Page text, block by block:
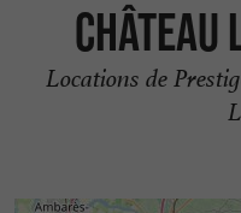
Château
Locations de